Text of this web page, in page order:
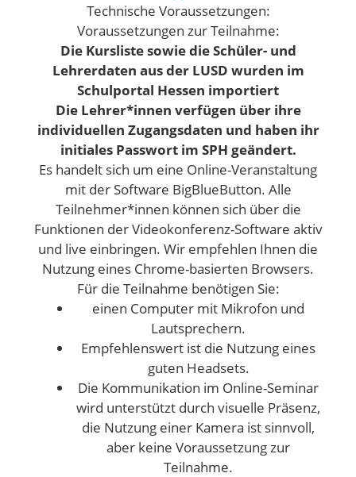
Technische Voraussetzungen:
Voraussetzungen zur Teilnahme:
Die Kursliste sowie die Schüler- und
Lehrerdaten aus der LUSD wurden im
Schulportal Hessen importiert
Die Lehrer*innen verfügen über ihre
individuellen Zugangsdaten und haben ihr
initiales Passwort im SPH geändert.
Es handelt sich um eine Online-Veranstaltung
mit der Software BigBlueButton. Alle
Teilnehmer*innen können sich über die
Funktionen der Videokonferenz-Software aktiv
und live einbringen. Wir empfehlen Ihnen die
Nutzung eines Chrome-basierten Browsers.
Für die Teilnahme benötigen Sie:
einen Computer mit Mikrofon und
Lautsprechern.
Empfehlenswert ist die Nutzung eines
guten Headsets.
Die Kommunikation im Online-Seminar
wird unterstützt durch visuelle Präsenz,
die Nutzung einer Kamera ist sinnvoll,
aber keine Voraussetzung zur
Teilnahme.